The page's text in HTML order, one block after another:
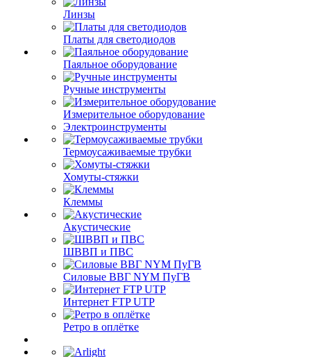
Линзы
Платы для светодиодов
Паяльное оборудование
Ручные инструменты
Измерительное оборудование
Электроинструменты
Термоусаживаемые трубки
Хомуты-стяжки
Клеммы
Акустические
ШВВП и ПВС
Силовые ВВГ NYM ПуГВ
Интернет FTP UTP
Ретро в оплётке